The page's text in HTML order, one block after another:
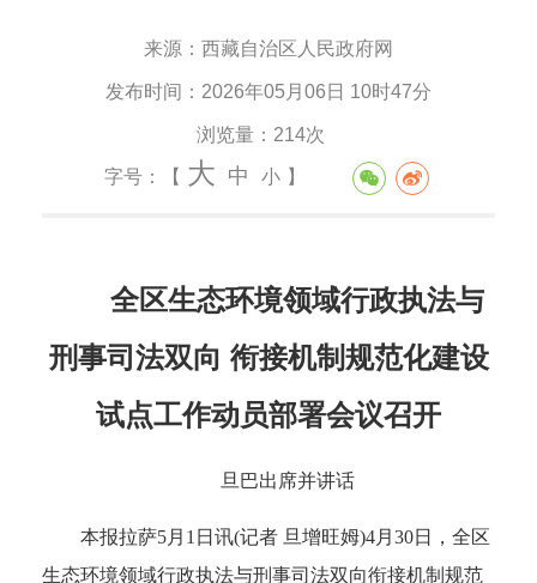
来源： 西藏自治区人民政府网
发布时间： 2026年05月06日 10时47分
浏览量： 214次
字号：【 大 中 小 】
全区生态环境领域行政执法与
刑事司法双向 衔接机制规范化建设
试点工作动员部署会议召开
旦巴出席并讲话
本报拉萨5月1日讯(记者 旦增旺姆)4月30日，全区
生态环境领域行政执法与刑事司法双向衔接机制规范